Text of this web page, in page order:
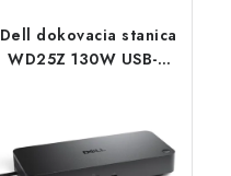
Dell dokovacia stanica
WD25Z 130W USB-C